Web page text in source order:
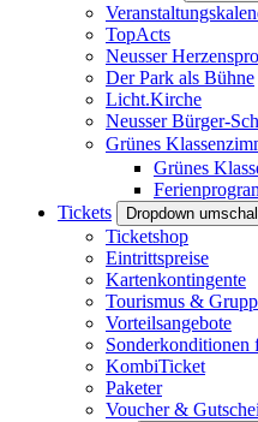
TopActs
Neusser
Der Park als Bühne
Licht.Kirche
Neusser Bürger-
Grünes
Grünes
Tickets
Dropdown
Ticketshop
Eintrittspreise
Kartenkontingente
Tourismus &
Vorteilsangebote
Sonderkonditionen
KombiTicket
Paketer
Voucher &